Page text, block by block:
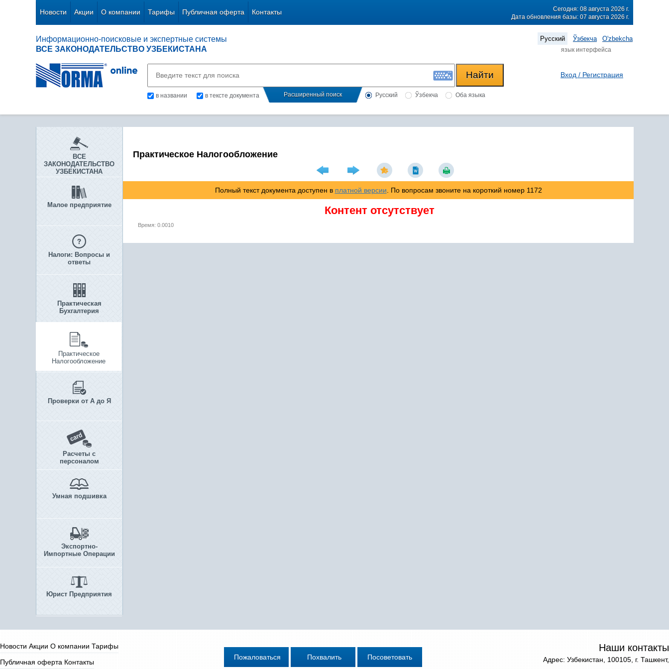
Новости Акции О компании Тарифы Публичная оферта Контакты
Сегодня: 08 августа 2026 г.
Дата обновления базы: 07 августа 2026 г.
Информационно-поисковые и экспертные системы
ВСЕ ЗАКОНОДАТЕЛЬСТВО УЗБЕКИСТАНА
Русский Ўзбекча O'zbekcha
язык интерфейса
в названии в тексте документа Расширенный поиск Русский Ўзбекча Оба языка
Вход / Регистрация
ВСЕ
ЗАКОНОДАТЕЛЬСТВО
УЗБЕКИСТАНА
Малое предприятие
Налоги: Вопросы и
ответы
Практическая
Бухгалтерия
Практическое
Налогообложение
Проверки от А до Я
Расчеты с
персоналом
Умная подшивка
Экспортно-
Импортные Операции
Юрист Предприятия
Практическое Налогообложение
Полный текст документа доступен в платной версии . По вопросам звоните на короткий номер 1172
Контент отсутствует
Время: 0.0010
Новости Акции О компании Тарифы
Публичная оферта Контакты
Наши контакты
Адрес: Узбекистан, 100105, г. Ташкент,